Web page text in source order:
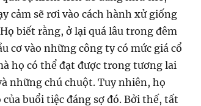
cảm sẽ rơi vào cách hành xử giống
biết rằng, ở lại quá lâu trong đêm
cơ vào những công ty có mức giá cổ
họ có thể đạt được trong tương lai
những chú chuột. Tuy nhiên, họ
buổi tiệc đáng sợ đó. Bởi thế, tất